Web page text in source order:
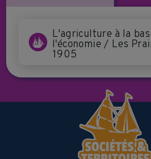
L'agriculture à la
l'économie / Les
1905